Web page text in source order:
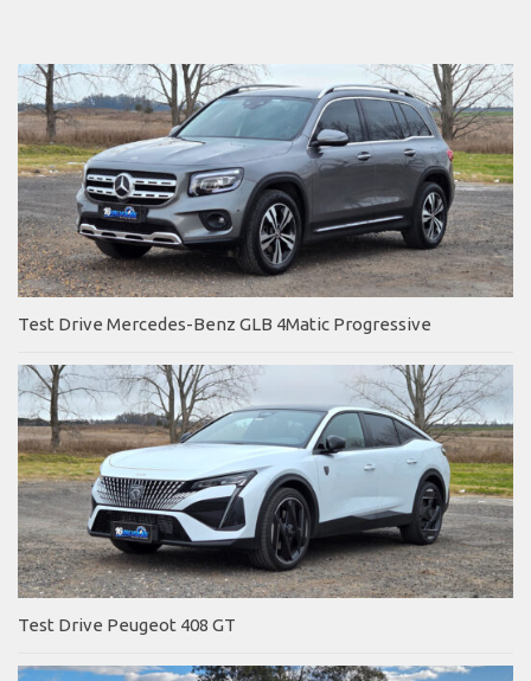
Test Drive Mercedes-Benz GLB 4Matic Progressive
Test Drive Peugeot 408 GT